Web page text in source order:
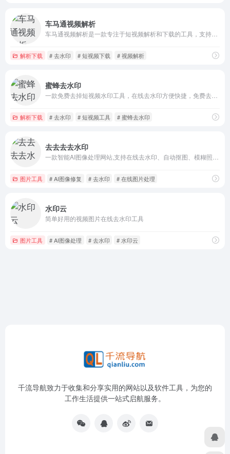
车马通视频解析
解析下载 # 去水印 # 短视频下载 # 视频解析
蜜蜂去水印
解析下载 # 去水印 # 短视频工具 # 蜜蜂去水印
去去去去水印
图片工具 # AI图像修复 # 去水印 # 在线图片处理
水印云
简单好用的视频图片在线去水印工具
图片工具 # AI图像处理 # 去水印 # 水印云
千流导航致力于收集和分享实用的网站以及软件工具，为您的
工作生活提供一站式启航服务。